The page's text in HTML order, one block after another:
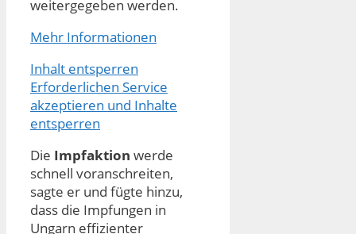
weitergegeben werden.
Mehr Informationen
Inhalt entsperren
Erforderlichen Service
akzeptieren und Inhalte
entsperren
Die Impfaktion werde
schnell voranschreiten,
sagte er und fügte hinzu,
dass die Impfungen in
Ungarn effizienter